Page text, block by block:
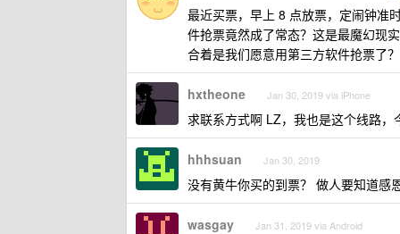
最近买票，早上 8 点放票，定闹钟准
件抢票竟然成了常态？这是最魔幻现
合着是我们愿意用第三方软件抢票了
hxtheone Jan 30, 2019 via iPhone
求联系方式啊 LZ，我也是这个线路，
hhhsuan Jan 30, 2019
没有黄牛你买的到票？ 做人要知道感
wasgay Jan 31, 2019 via Android